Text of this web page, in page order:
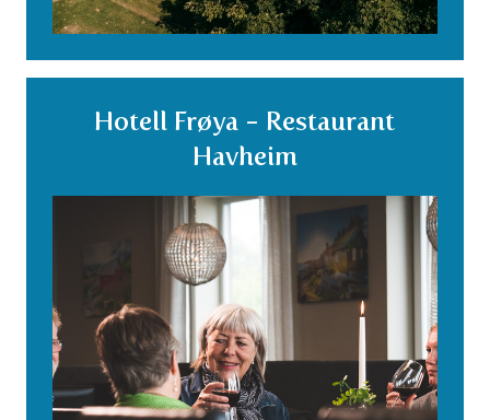
Hotell Frøya - Restaurant
Havheim